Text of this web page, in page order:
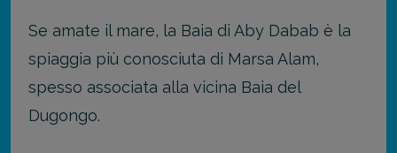
Se amate il mare, la Baia di Aby Dabab è la
spiaggia più conosciuta di Marsa Alam,
spesso associata alla vicina Baia del
Dugongo.